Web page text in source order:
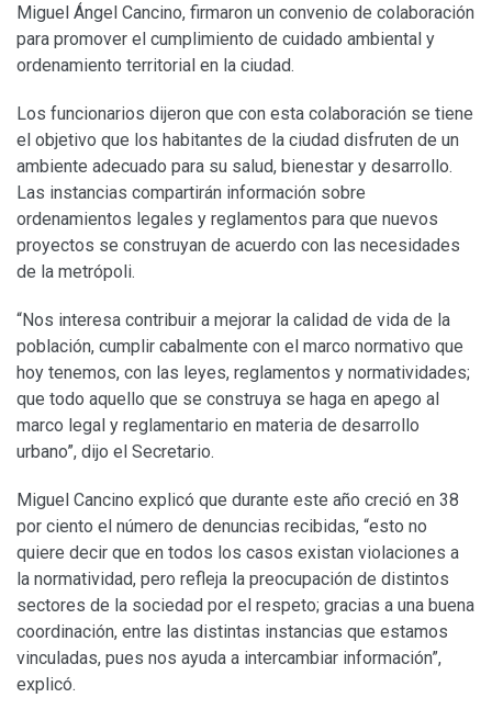
Miguel Ángel Cancino, firmaron un convenio de colaboración
para promover el cumplimiento de cuidado ambiental y
ordenamiento territorial en la ciudad.
Los funcionarios dijeron que con esta colaboración se tiene
el objetivo que los habitantes de la ciudad disfruten de un
ambiente adecuado para su salud, bienestar y desarrollo.
Las instancias compartirán información sobre
ordenamientos legales y reglamentos para que nuevos
proyectos se construyan de acuerdo con las necesidades
de la metrópoli.
“Nos interesa contribuir a mejorar la calidad de vida de la
población, cumplir cabalmente con el marco normativo que
hoy tenemos, con las leyes, reglamentos y normatividades;
que todo aquello que se construya se haga en apego al
marco legal y reglamentario en materia de desarrollo
urbano”, dijo el Secretario.
Miguel Cancino explicó que durante este año creció en 38
por ciento el número de denuncias recibidas, “esto no
quiere decir que en todos los casos existan violaciones a
la normatividad, pero refleja la preocupación de distintos
sectores de la sociedad por el respeto; gracias a una buena
coordinación, entre las distintas instancias que estamos
vinculadas, pues nos ayuda a intercambiar información”,
explicó.